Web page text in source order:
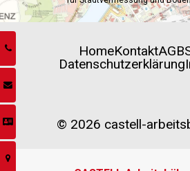
HomeKontaktAGB
Datenschutzerklärung
© 2026 castell-